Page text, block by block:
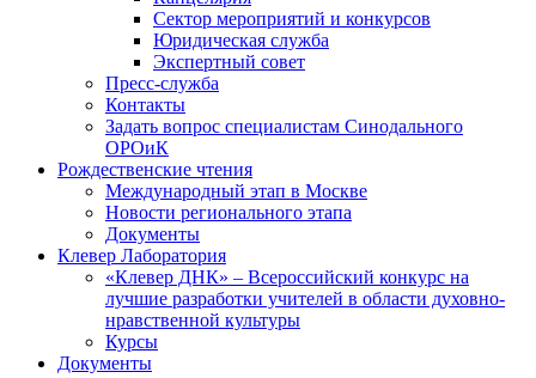
Сектор мероприятий и конкурсов
Юридическая служба
Экспертный совет
Пресс-служба
Контакты
Задать вопрос специалистам Синодального
ОРОиК
Рождественские чтения
Международный этап в Москве
Новости регионального этапа
Документы
Клевер Лаборатория
«Клевер ДНК» – Всероссийский конкурс на
лучшие разработки учителей в области духовно-
нравственной культуры
Курсы
Документы